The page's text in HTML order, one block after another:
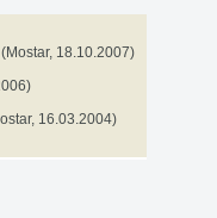
(Mostar, 18.10.2007)
16.03.2004)